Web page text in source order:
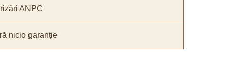
ANPC
nicio garanție